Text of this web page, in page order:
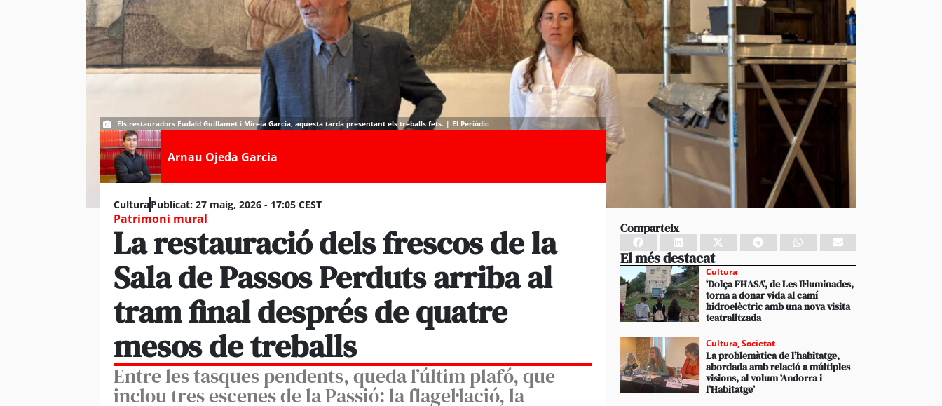
Els restauradors Eudald Guillamet i Mireia Garcia, aquesta tarda presentant els treballs fets. | El Periòdic
Arnau Ojeda Garcia
CulturaPublicat: 27 maig, 2026 - 17:05 CEST
Patrimoni mural
La restauració dels frescos de la
Sala de Passos Perduts arriba al
tram final després de quatre
mesos de treballs
Entre les tasques pendents, queda l’últim plafó, que
inclou tres escenes de la Passió: la flagel·lació, la
Comparteix
El més destacat
Cultura
‘Dolça FHASA’, de Les Il·luminades,
torna a donar vida al camí
hidroelèctric amb una nova visita
teatralitzada
Cultura,Societat
La problemàtica de l’habitatge,
abordada amb relació a múltiples
visions, al volum ‘Andorra i
l’Habitatge’